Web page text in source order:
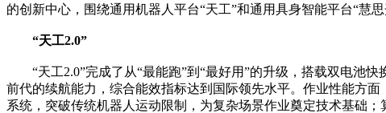
的创新中心，围绕通用机器人平台“天工”和通用具身智能平台“慧
“天工2.0”
“天工2.0”完成了从“最能跑”到“最好用”的升级，搭载双电池快
前代的续航能力，综合能效指标达到国际领先水平。作业性能方
系统，突破传统机器人运动限制，为复杂场景作业奠定技术基础